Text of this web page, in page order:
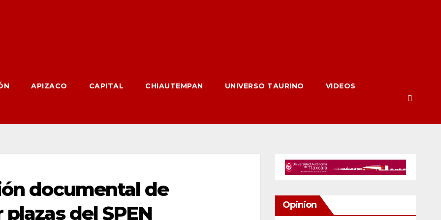
APIZACO CAPITAL CHIAUTEMPAN UNIVERSO TAURINO VIDEOS
documental de
del SPEN
Opinion